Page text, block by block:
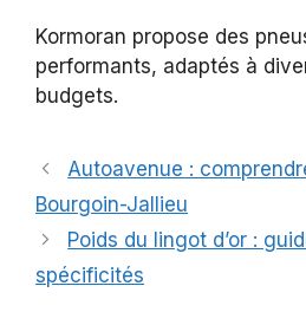
Kormoran propose des
performants, adaptés à
budgets.
Autoavenue :
Bourgoin-Jallieu
Poids du lingot d’or :
spécificités